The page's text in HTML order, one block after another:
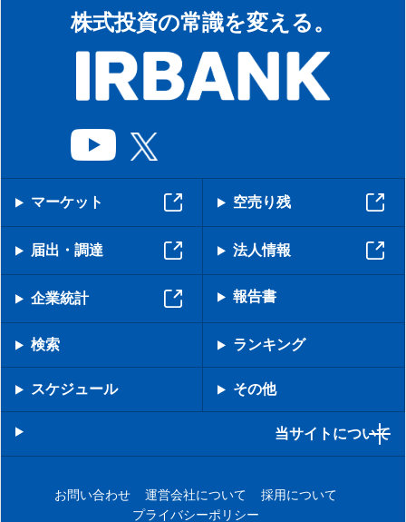
株式投資の常識を変える。
マーケット 空売り残
届出・調達 法人情報
企業統計 報告書
検索 ランキング
スケジュール その他
当サイトについて
お問い合わせ 運営会社について
採用について
プライバシーポリシー